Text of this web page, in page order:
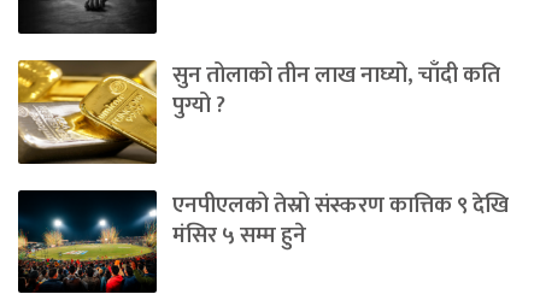
सुन तोलाको तीन लाख नाघ्यो, चाँदी कति
पुग्यो ?
एनपीएलको तेस्रो संस्करण कात्तिक ९ देखि
मंसिर ५ सम्म हुने